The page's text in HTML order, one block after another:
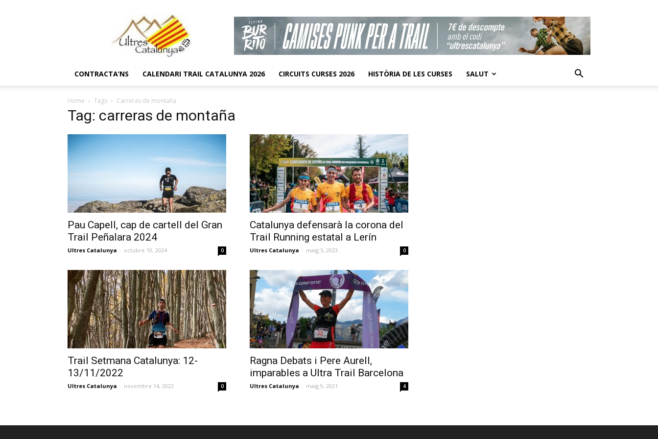
CONTRACTA’NS CALENDARI TRAIL CATALUNYA 2026 CIRCUITS CURSES 2026 HISTÒRIA DE LES CURSES SALUT
Home Tags Carreras de montaña
Tag: carreras de montaña
Pau Capell, cap de cartell del Gran
Trail Peñalara 2024
Ultres Catalunya - octubre 10, 2024 0
Catalunya defensarà la corona del
Trail Running estatal a Lerín
Ultres Catalunya - maig 5, 2023 0
Trail Setmana Catalunya: 12-
13/11/2022
Ultres Catalunya - novembre 14, 2022 0
Ragna Debats i Pere Aurell,
imparables a Ultra Trail Barcelona
Ultres Catalunya - maig 9, 2021 4